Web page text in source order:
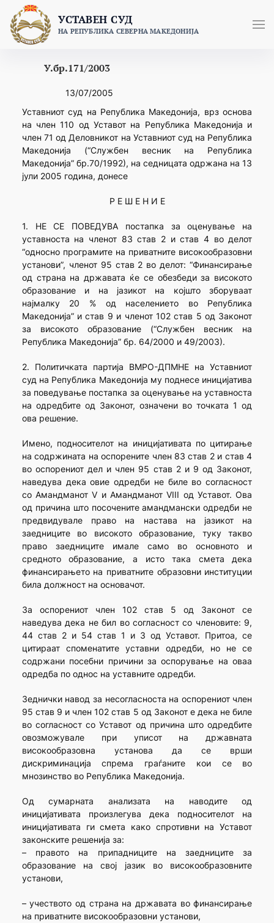
content
УСТАВЕН СУД
НА РЕПУБЛИКА СЕВЕРНА МАКЕДОНИЈА
У.бр.171/2003
13/07/2005
Уставниот суд на Република Македонија, врз основа
на член 110 од Уставот на Република Македонија и
член 71 од Деловникот на Уставниот суд на Република
Македонија (“Службен весник на Република
Македонија” бр.70/1992), на седницата одржана на 13
јули 2005 година, донесе
Р Е Ш Е Н И Е
1. НЕ СЕ ПОВЕДУВА постапка за оценување на
уставноста на членот 83 став 2 и став 4 во делот
“односно програмите на приватните високообразовни
установи”, членот 95 став 2 во делот: “Финансирање
од страна на државата ќе се обезбеди за високото
образование и на јазикот на којшто зборуваат
најмалку 20 % од населението во Република
Македонија” и став 9 и членот 102 став 5 од Законот
за високото образование (“Службен весник на
Република Македонија” бр. 64/2000 и 49/2003).
2. Политичката партија ВМРО-ДПМНЕ на Уставниот
суд на Република Македонија му поднесе иницијатива
за поведување постапка за оценување на уставноста
на одредбите од Законот, означени во точката 1 од
ова решение.
Имено, подносителот на иницијативата по цитирање
на содржината на оспорените член 83 став 2 и став 4
во оспорениот дел и член 95 став 2 и 9 од Законот,
наведува дека овие одредби не биле во согласност
со Амандманот V и Амандманот VIII од Уставот. Ова
од причина што посочените амандмански одредби не
предвидувале право на настава на јазикот на
заедниците во високото образование, туку такво
право заедниците имале само во основното и
средното образование, а исто така смета дека
финансирањето на приватните образовни институции
била должност на основачот.
За оспорениот член 102 став 5 од Законот се
наведува дека не бил во согласност со членовите: 9,
44 став 2 и 54 став 1 и 3 од Уставот. Притоа, се
цитираат споменатите уставни одредби, но не се
содржани посебни причини за оспорување на оваа
одредба по однос на уставните одредби.
Зеднички навод за несогласноста на оспорениот член
95 став 9 и член 102 став 5 од Законот е дека не биле
во согласност со Уставот од причина што одредбите
овозможувале при уписот на државната
високообразовна установа да се врши
дискриминација спрема граѓаните кои се во
мнозинство во Република Македонија.
Од сумарната анализата на наводите од
иницијативата произлегува дека подносителот на
иницијативата ги смета како спротивни на Уставот
законските решенија за:
– правото на припадниците на заедниците за
образование на свој јазик во високообразовните
установи,
– учеството од страна на државата во финансирање
на приватните високообразовни установи,